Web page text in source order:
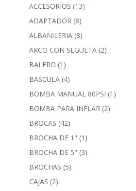
ACCESORIOS (13)
ADAPTADOR (8)
ALBAÑILERIA (8)
ARCO CON SEGUETA (2)
BALERO (1)
BASCULA (4)
BOMBA MANUAL 80PSI (1)
BOMBA PARA INFLAR (2)
BROCAS (42)
BROCHA DE 1" (1)
BROCHA DE 5" (3)
BROCHAS (5)
CAJAS (2)